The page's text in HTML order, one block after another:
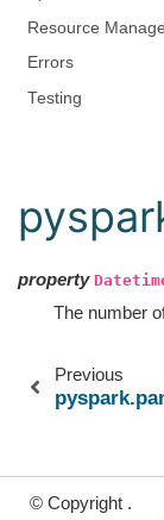
Resource
Errors
Testing
property
The number
Previous
© Copyright .